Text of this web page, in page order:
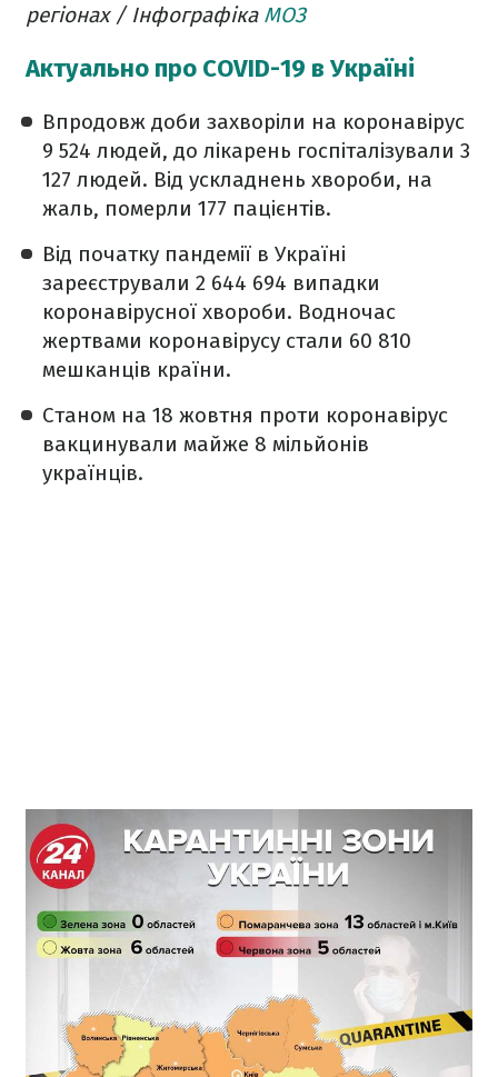
регіонах / Інфографіка МОЗ
Актуально про COVID-19 в Україні
Впродовж доби захворіли на коронавірус
9 524 людей, до лікарень госпіталізували 3
127 людей. Від ускладнень хвороби, на
жаль, померли 177 пацієнтів.
Від початку пандемії в Україні
зареєстрували 2 644 694 випадки
коронавірусної хвороби. Водночас
жертвами коронавірусу стали 60 810
мешканців країни.
Станом на 18 жовтня проти коронавірус
вакцинували майже 8 мільйонів
українців.